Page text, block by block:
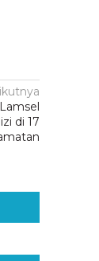
di 17